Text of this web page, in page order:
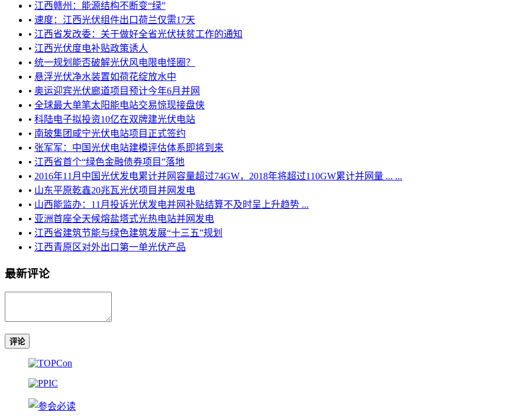
• 江西赣州：能源结构不断变“绿”
• 速度：江西光伏组件出口荷兰仅需17天
• 江西省发改委：关于做好全省光伏扶贫工作的通知
• 江西光伏度电补贴政策诱人
• 统一规划能否破解光伏风电限电怪圈？
• 悬浮光伏净水装置如荷花绽放水中
• 奥运迎宾光伏廊道项目预计今年6月并网
• 全球最大单笔太阳能电站交易惊现接盘侠
• 科陆电子拟投资10亿在双牌建光伏电站
• 南玻集团咸宁光伏电站项目正式签约
• 张军军：中国光伏电站建模评估体系即将到来
• 江西省首个“绿色金融债券项目”落地
• 2016年11月中国光伏发电累计并网容量超过74GW，2018年将超过110GW累计并网量 ... ...
• 山东平原乾鑫20兆瓦光伏项目并网发电
• 山西能监办：11月投诉光伏发电并网补贴结算不及时呈上升趋势 ...
• 亚洲首座全天候熔盐塔式光热电站并网发电
• 江西省建筑节能与绿色建筑发展“十三五”规划
• 江西青原区对外出口第一单光伏产品
最新评论
评论